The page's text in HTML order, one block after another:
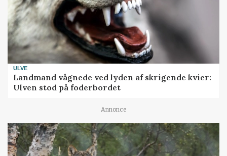
ULVE
Landmand vågnede ved lyden af skrigende kvier:
Ulven stod på foderbordet
Annonce